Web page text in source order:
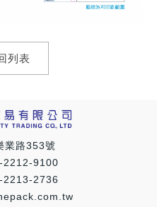
列表
業路353號
2212-9100
2213-2736